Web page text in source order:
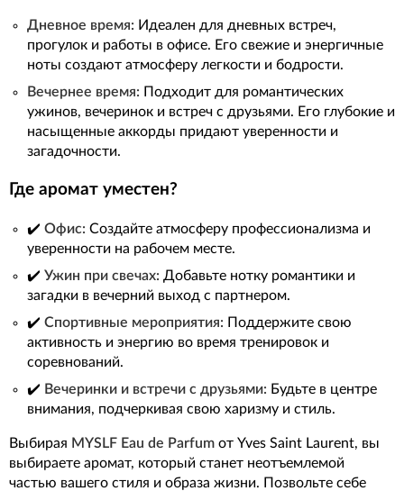
Дневное время: Идеален для дневных встреч,
прогулок и работы в офисе. Его свежие и энергичные
ноты создают атмосферу легкости и бодрости.
Вечернее время: Подходит для романтических
ужинов, вечеринок и встреч с друзьями. Его глубокие и
насыщенные аккорды придают уверенности и
загадочности.
Где аромат уместен?
✔️ Офис: Создайте атмосферу профессионализма и
уверенности на рабочем месте.
✔️ Ужин при свечах: Добавьте нотку романтики и
загадки в вечерний выход с партнером.
✔️ Спортивные мероприятия: Поддержите свою
активность и энергию во время тренировок и
соревнований.
✔️ Вечеринки и встречи с друзьями: Будьте в центре
внимания, подчеркивая свою харизму и стиль.
Выбирая MYSLF Eau de Parfum от Yves Saint Laurent, вы
выбираете аромат, который станет неотъемлемой
частью вашего стиля и образа жизни. Позвольте себе